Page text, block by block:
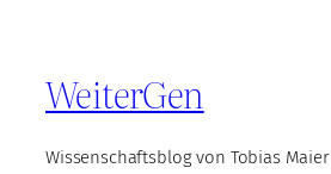
WeiterGen
Wissenschaftsblog von Tobias Maier